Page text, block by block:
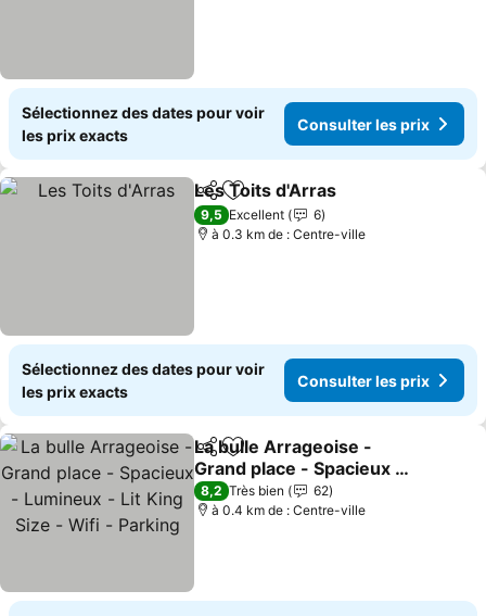
Sélectionnez des dates pour voir
les prix exacts
Consulter les prix
PartagerAjouter à mes favoris
Les Toits d'Arras
9,5 Excellent
6
à 0.3 km de : Centre-ville
Sélectionnez des dates pour voir
les prix exacts
Consulter les prix
PartagerAjouter à mes favoris
La bulle Arrageoise -
Grand place - Spacieux -
Lumineux - Lit King Size -
Wifi - Parking
Consulter les prix
8,2 Très bien
62
à 0.4 km de : Centre-ville